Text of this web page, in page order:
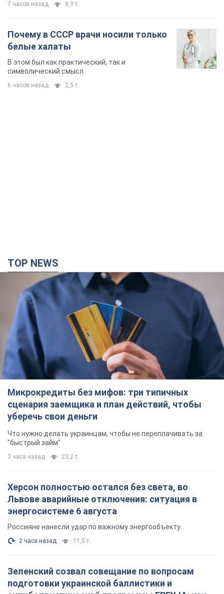
7 часов назад 8,9 т.
Почему в СССР врачи носили только
белые халаты
В этом был как практический, так и
символический смысл
6 часов назад 2,5 т.
TOP NEWS
Микрокредиты без мифов: три типичных
сценария заемщика и план действий, чтобы
уберечь свои деньги
Что нужно делать украинцам, чтобы не переплачивать за
"быстрый займ"
3 часа назад 23,2 т.
Херсон полностью остался без света, во
Львове аварийные отключения: ситуация в
энергосистеме 6 августа
Россияне нанесли удар по важному энергообъекту
2 часа назад 11,5 т.
Зеленский созвал совещание по вопросам
подготовки украинской баллистики и